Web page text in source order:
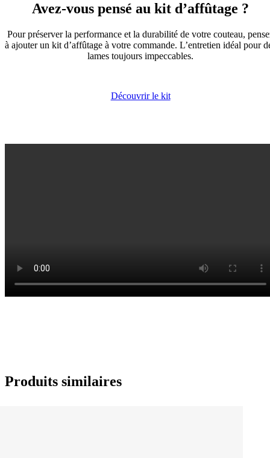
Avez-vous pensé au kit d’affûtage ?
Pour préserver la performance et la durabilité de votre couteau,
à ajouter un kit d’affûtage à votre commande. L’entretien idéal pour
lames toujours impeccables.
Découvrir le kit
Produits similaires